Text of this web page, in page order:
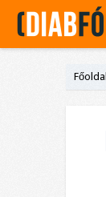
Főoldal